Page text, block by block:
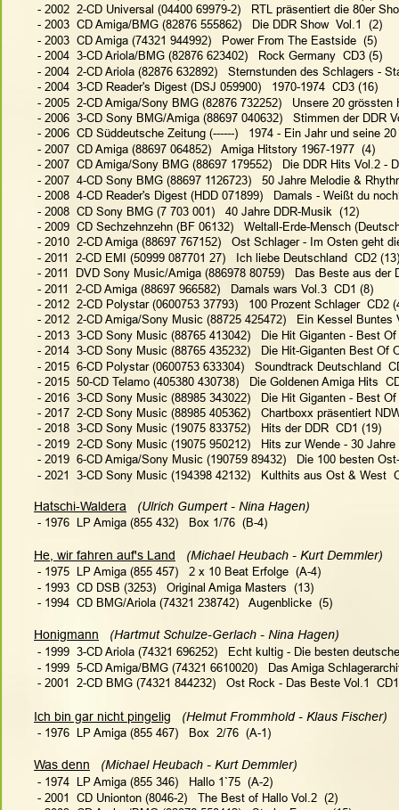
- 2002  2-CD Universal (04400 69979-2)   RTL präsentiert die 80er
- 2003  CD Amiga/BMG (82876 555862)   Die DDR Show  Vol.1  (2)
- 2003  CD Amiga (74321 944992)   Power From The Eastside  (5)
- 2004  3-CD Ariola/BMG (82876 623402)   Rock Germany  CD3 (5)
- 2004  2-CD Ariola (82876 632892)   Sternstunden des Schlagers -
- 2004  3-CD Reader's Digest (DSJ 059900)   1970-1974  CD3 (16)
- 2005  2-CD Amiga/Sony BMG (82876 732252)   Unsere 20 grössten
- 2006  3-CD Sony BMG/Amiga (88697 040632)   Stimmen der DDR
- 2006  CD Süddeutsche Zeitung (------)   1974 - Ein Jahr und seine
- 2007  CD Amiga (88697 064852)   Amiga Hitstory 1967-1977  (4)
- 2007  CD Amiga/Sony BMG (88697 179552)   Die DDR Hits Vol.2 -
- 2007  4-CD Sony BMG (88697 1126723)   50 Jahre Melodie &
- 2008  4-CD Reader's Digest (HDD 071899)   Damals - Weißt du
- 2008  CD Sony BMG (7 703 001)   40 Jahre DDR-Musik  (12)
- 2009  CD Sechzehnzehn (BF 06132)   Weltall-Erde-Mensch
- 2010  2-CD Amiga (88697 767152)   Ost Schlager - Im Osten geht
- 2011  2-CD EMI (50999 087701 27)   Ich liebe Deutschland  CD2 (13)
- 2011  DVD Sony Music/Amiga (886978 80759)   Das Beste aus der
- 2011  2-CD Amiga (88697 966582)   Damals wars Vol.3  CD1 (8)
- 2012  2-CD Polystar (0600753 37793)   100 Prozent Schlager  CD2
- 2012  2-CD Amiga/Sony Music (88725 425472)   Ein Kessel
- 2013  3-CD Sony Music (88765 413042)   Die Hit Giganten - Best
- 2014  3-CD Sony Music (88765 435232)   Die Hit-Giganten Best Of
- 2015  6-CD Polystar (0600753 633304)   Soundtrack Deutschland
- 2015  50-CD Telamo (405380 430738)   Die Goldenen Amiga Hits
- 2016  3-CD Sony Music (88985 343022)   Die Hit Giganten - Best
- 2017  2-CD Sony Music (88985 405362)   Chartboxx präsentiert
- 2018  3-CD Sony Music (19075 833752)   Hits der DDR  CD1 (19)
- 2019  2-CD Sony Music (19075 950212)   Hits zur Wende - 30
- 2019  6-CD Amiga/Sony Music (190759 89432)   Die 100 besten
- 2021  3-CD Sony Music (194398 42132)   Kulthits aus Ost & West
Hatschi-Waldera
   (Ulrich Gumpert - Nina Hagen)
- 1976  LP Amiga (855 432)   Box 1/76  (B-4)
He, wir fahren auf's Land
   (Michael Heubach - Kurt Demmler)
- 1975  LP Amiga (855 457)   2 x 10 Beat Erfolge  (A-4)
- 1993  CD DSB (3253)   Original Amiga Masters  (13)
- 1994  CD BMG/Ariola (74321 238742)   Augenblicke  (5)
Honigmann
   (Hartmut Schulze-Gerlach - Nina Hagen)
- 1999  3-CD Ariola (74321 696252)   Echt kultig - Die besten
- 1999  5-CD Amiga/BMG (74321 6610020)   Das Amiga
- 2001  2-CD BMG (74321 844232)   Ost Rock - Das Beste Vol.1
Ich bin gar nicht pingelig
   (Helmut Frommhold - Klaus Fischer)
- 1976  LP Amiga (855 467)   Box  2/76  (A-1)
Was denn
   (Michael Heubach - Kurt Demmler)
- 1974  LP Amiga (855 346)   Hallo 1`75  (A-2)
- 2001  CD Unionton (8046-2)   The Best of Hallo Vol.2  (2)